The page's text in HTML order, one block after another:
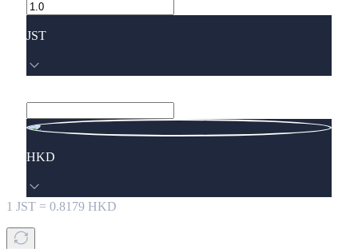
JST
HKD
1 JST = 0.8179 HKD